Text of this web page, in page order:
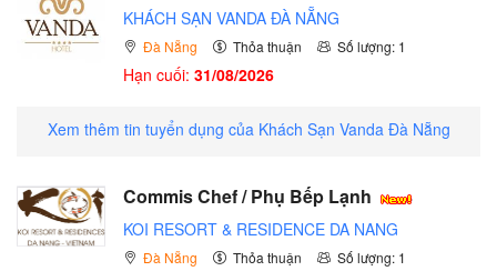
KHÁCH SẠN VANDA ĐÀ NẴNG
Đà Nẵng Thỏa thuận Số lượng: 1
Hạn cuối: 31/08/2026
Xem thêm tin tuyển dụng của Khách Sạn Vanda Đà Nẵng
Commis Chef / Phụ Bếp Lạnh
KOI RESORT & RESIDENCE DA NANG
Đà Nẵng Thỏa thuận Số lượng: 1